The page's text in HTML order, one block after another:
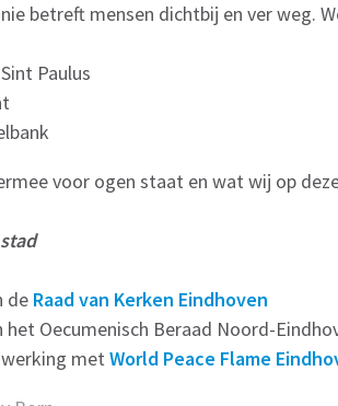
betreft mensen dichtbij en ver weg.
Paulus
voor ogen staat en wat wij op
de Raad van Kerken Eindhoven
het Oecumenisch Beraad Noord-
met World Peace Flame